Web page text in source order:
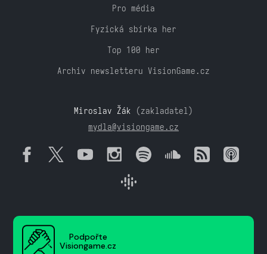
Pro média
Fyzická sbírka her
Top 100 her
Archiv newsletteru VisionGame.cz
Miroslav Žák (zakladatel)
mydla@visiongame.cz
Podpořte
Visiongame.cz